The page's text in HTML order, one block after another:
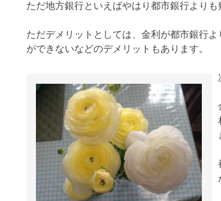
ただ地方銀行といえばやはり都市銀行より
ただデメリットとしては、金利が都市銀行
ができないなどのデメリットもあります。